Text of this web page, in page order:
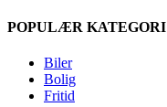
POPULÆR KATEGORI
Biler
Bolig
Fritid